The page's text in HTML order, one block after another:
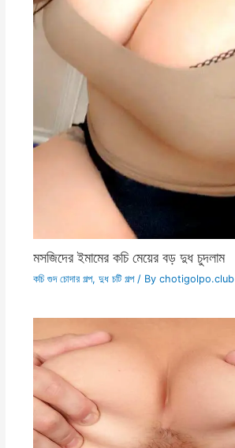
মসজিদের ইমামের কচি মেয়ের বড় দুধ চুদলাম
কচি গুদ চোদার গল্প, দুধ চটি গল্প/ By chotigolpo.club